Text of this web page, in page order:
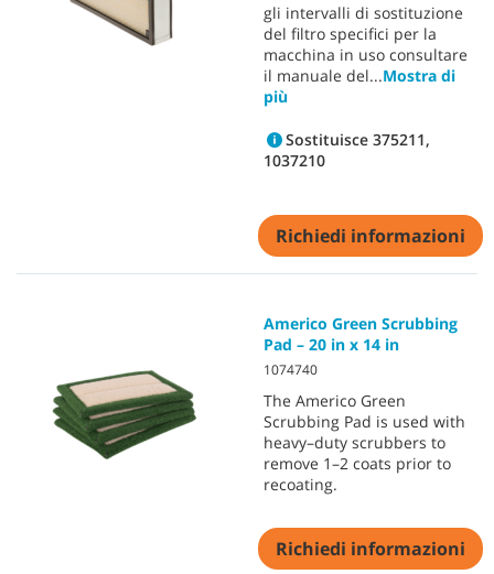
gli intervalli di sostituzione
del filtro specifici per la
macchina in uso consultare
il manuale del...Mostra di
più
Sostituisce 375211,
1037210
Richiedi informazioni
Americo Green Scrubbing
Pad – 20 in x 14 in
1074740
The Americo Green
Scrubbing Pad is used with
heavy–duty scrubbers to
remove 1–2 coats prior to
recoating.
Richiedi informazioni